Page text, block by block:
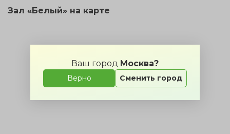
Ваш город Москва?
Верно Сменить город
Зал «Белый» на карте